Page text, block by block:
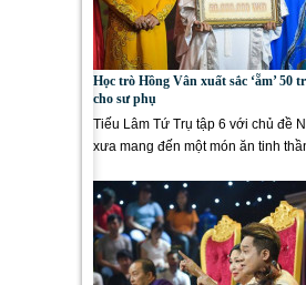
Học trò Hồng Vân xuất sắc ‘ẵm’ 50
cho sư phụ
Tiếu Lâm Tứ Trụ tập 6 với chủ đề
xưa mang đến một món ăn tinh